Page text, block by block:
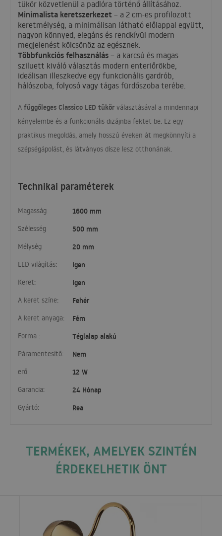
Technikai paraméterek
Magasság 1600 mm
Szélesség 500 mm
Mélység 20 mm
LED világítás: Igen
Keret: Igen
A keret színe: Fehér
A keret anyaga: Fém
Forma : Téglalap alakú
Páramentesítő: Nem
erő 12 W
Garancia: 24 Hónap
Gyártó: Rea
tükör közvetlenül a padlóra történő állításához.
Minimalista keretszerkezet – a 2 cm-es profilozott
keretmélység, a minimálisan látható előlappal együtt,
nagyon könnyed, elegáns és rendkívül modern
megjelenést kölcsönöz az egésznek.
Többfunkciós felhasználás – a karcsú és magas
sziluett kiváló választás modern enteriőrökbe,
ideálisan illeszkedve egy funkcionális gardrób,
hálószoba, folyosó vagy tágas fürdőszoba terébe.
A függőleges Classico LED tükör választásával a mindennapi
kényelembe és a funkcionális dizájnba fektet be. Ez egy
praktikus megoldás, amely hosszú éveken át megkönnyíti a
szépségápolást, és látványos dísze lesz otthonának.
TERMÉKEK, AMELYEK SZINTÉN
ÉRDEKELHETIK ÖNT